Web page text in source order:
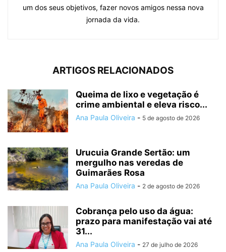
um dos seus objetivos, fazer novos amigos nessa nova
jornada da vida.
ARTIGOS RELACIONADOS
Queima de lixo e vegetação é
crime ambiental e eleva risco...
Ana Paula Oliveira - 5 de agosto de 2026
Urucuia Grande Sertão: um
mergulho nas veredas de
Guimarães Rosa
Ana Paula Oliveira - 2 de agosto de 2026
Cobrança pelo uso da água:
prazo para manifestação vai até
31...
Ana Paula Oliveira - 27 de julho de 2026